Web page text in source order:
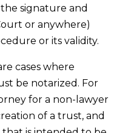
signature and
or anywhere)
or its validity.
cases where
be notarized. For
for a non-lawyer
of a trust, and